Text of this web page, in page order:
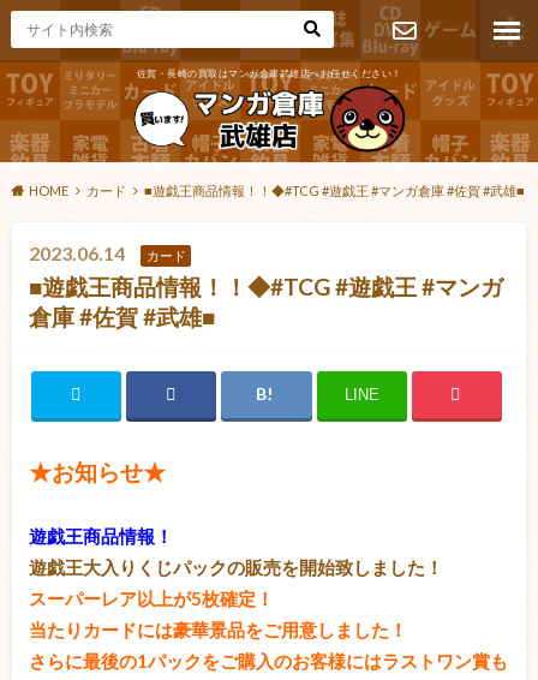
佐賀・長崎の買取はマンガ倉庫武雄店へお任せください！
お問い合わ
せ
HOME カード ■遊戯王商品情報！！◆#TCG #遊戯王 #マンガ倉庫 #佐賀 #武雄■
2023.06.14 カード
■遊戯王商品情報！！◆#TCG #遊戯王 #マンガ
倉庫 #佐賀 #武雄■
LINE
★お知らせ★
遊戯王商品情報！
遊戯王大入りくじパックの販売を開始致しました！
スーパーレア以上が5枚確定！
当たりカードには豪華景品をご用意しました！
さらに最後の1パックをご購入のお客様にはラストワン賞も